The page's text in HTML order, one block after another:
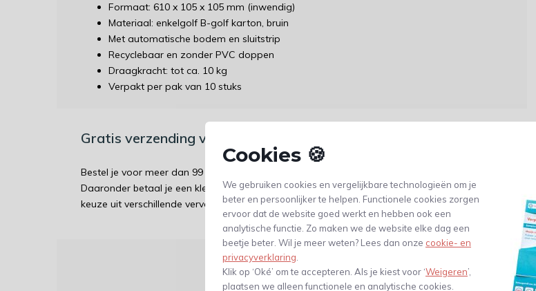
Cookies 🍪
We gebruiken cookies en vergelijkbare technologieën om je
beter en persoonlijker te helpen. Functionele cookies zorgen
ervoor dat de website goed werkt en hebben ook een
analytische functie. Zo maken we de website elke dag een
beetje beter. Wil je meer weten? Lees dan onze cookie- en
privacyverklaring
Klik op ‘Oké’ om te accepteren. Als je kiest voor ‘Weigeren’,
plaatsen we alleen functionele en analytische cookies.
Formaat: 610 x 105 x 105 mm (inwendig)
Materiaal: enkelgolf B-golf karton, bruin
Met automatische bodem en sluitstrip
Recyclebaar en zonder PVC doppen
Draagkracht: tot ca. 10 kg
Verpakt per pak van 10 stuks
Gratis verzending vanaf €99 / Verpakkingen bedrukken
Bestel je voor meer dan 99 euro? Dan wordt jouw order zonder extra kosten geleverd.
Daaronder betaal je een kleine bijdrage aan verzendkosten. Op de afrekenpagina heb je de
keuze uit verschillende vervoerders.
Dit wordt 'm!